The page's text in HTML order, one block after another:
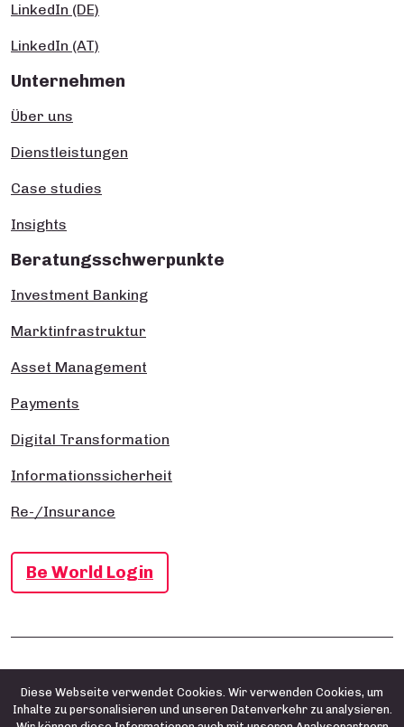
LinkedIn (DE)
LinkedIn (AT)
Unternehmen
Über uns
Dienstleistungen
Case studies
Insights
Beratungsschwerpunkte
Investment Banking
Marktinfrastruktur
Asset Management
Payments
Digital Transformation
Informationssicherheit
Re-/Insurance
Be World Login
Diese Webseite verwendet Cookies. Wir verwenden Cookies, um
Inhalte zu personalisieren und unseren Datenverkehr zu analysieren.